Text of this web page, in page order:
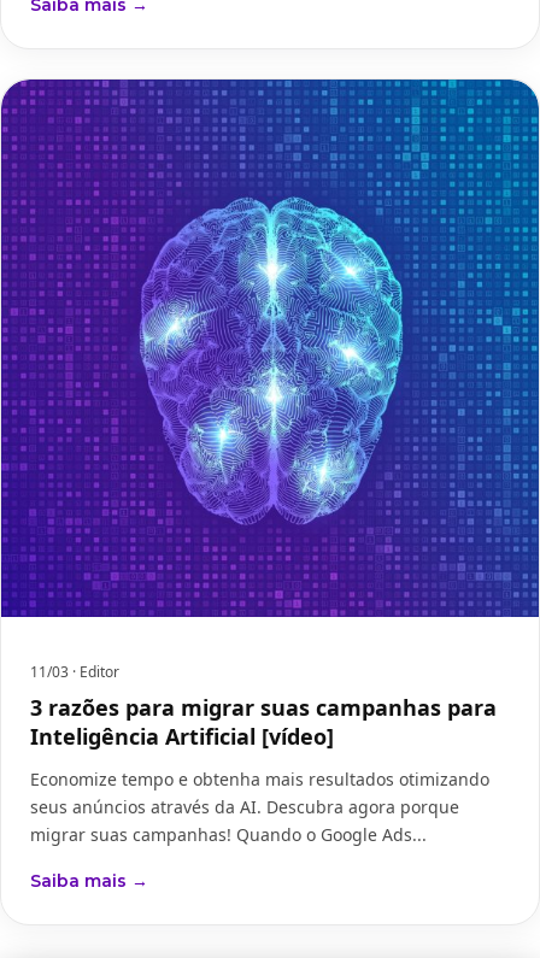
Saiba mais →
11/03 · Editor
3 razões para migrar suas campanhas para
Inteligência Artificial [vídeo]
Economize tempo e obtenha mais resultados otimizando
seus anúncios através da AI. Descubra agora porque
migrar suas campanhas! Quando o Google Ads...
Saiba mais →